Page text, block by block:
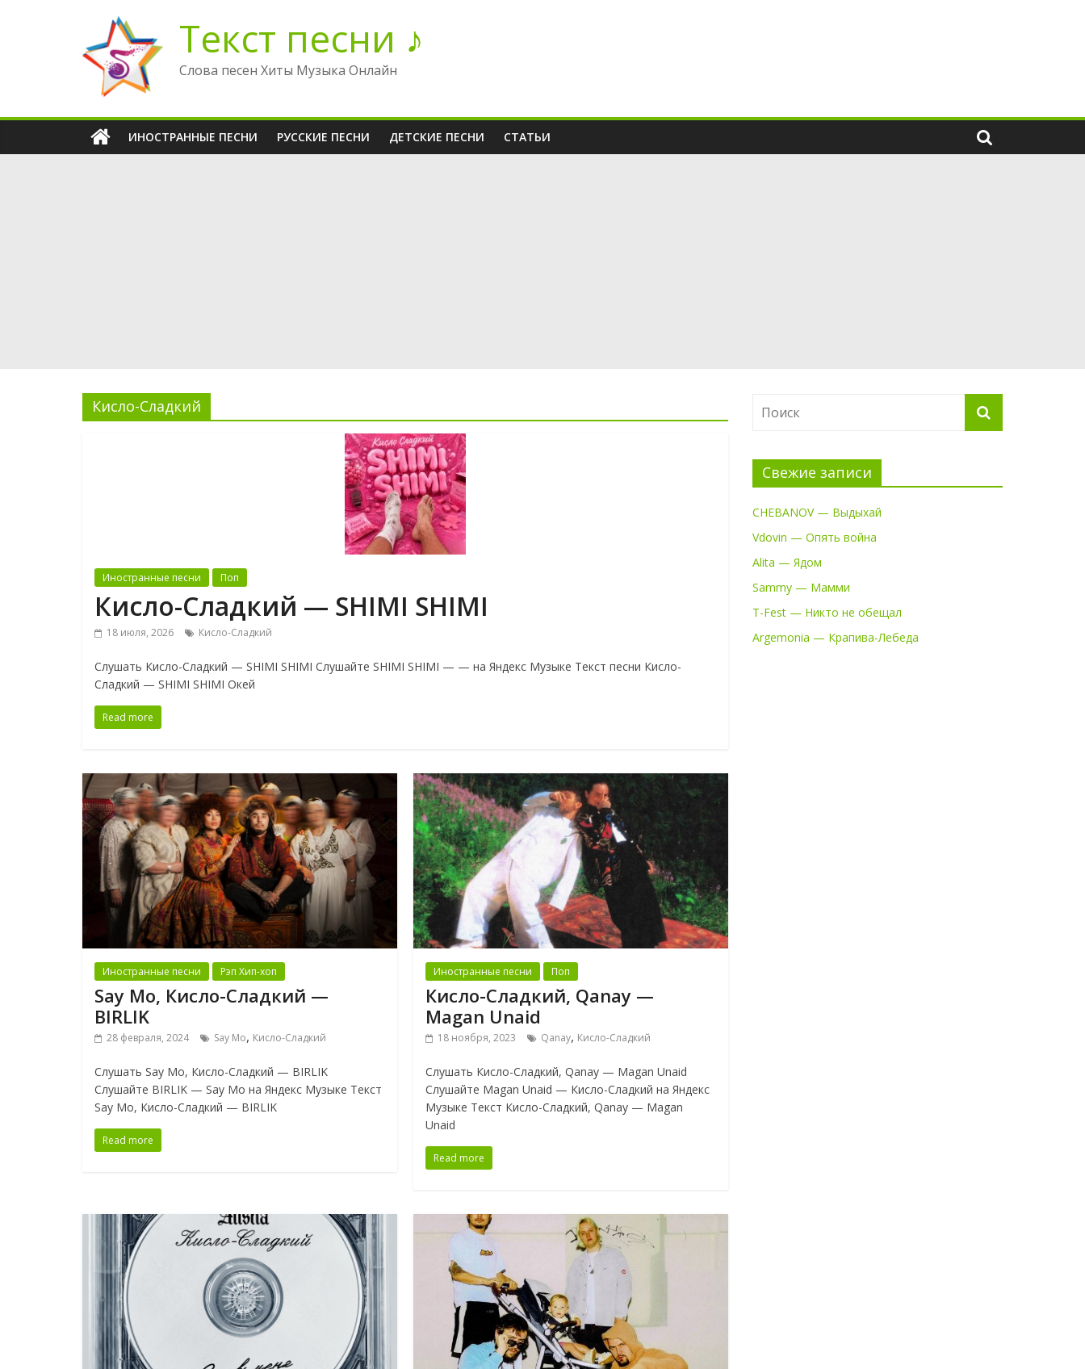
содержимому
Текст песни ♪
Слова песен Хиты Музыка Онлайн
ИНОСТРАННЫЕ ПЕСНИ РУССКИЕ ПЕСНИ ДЕТСКИЕ ПЕСНИ СТАТЬИ
Кисло-Сладкий
Иностранные песни Поп
Кисло-Сладкий — SHIMI SHIMI
18 июля, 2026 Кисло-Сладкий
Слушать Кисло-Сладкий — SHIMI SHIMI Слушайте SHIMI SHIMI — — на Яндекс Музыке Текст песни Кисло-
Сладкий — SHIMI SHIMI Окей
Read more
Иностранные песни Рэп Хип-хоп
Say Mo, Кисло-Сладкий —
BIRLIK
28 февраля, 2024 Say Mo, Кисло-Сладкий
Слушать Say Mo, Кисло-Сладкий — BIRLIK
Слушайте BIRLIK — Say Mo на Яндекс Музыке Текст
Say Mo, Кисло-Сладкий — BIRLIK
Read more
Иностранные песни Поп
Кисло-Сладкий, Qanay —
Magan Unaid
18 ноября, 2023 Qanay, Кисло-Сладкий
Слушать Кисло-Сладкий, Qanay — Magan Unaid
Слушайте Magan Unaid — Кисло-Сладкий на Яндекс
Музыке Текст Кисло-Сладкий, Qanay — Magan
Unaid
Read more
Свежие записи
CHEBANOV — Выдыхай
Vdovin — Опять война
Alita — Ядом
Sammy — Мамми
T-Fest — Никто не обещал
Argemonia — Крапива-Лебеда